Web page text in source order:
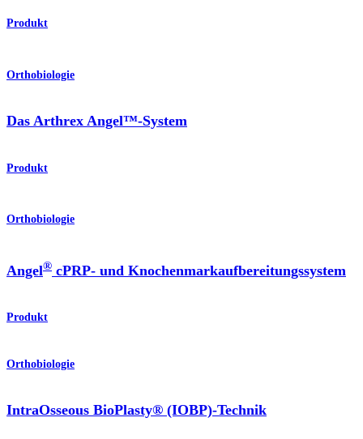
Produkt
Orthobiologie
Das Arthrex Angel™-System
Produkt
Orthobiologie
Angel® cPRP- und Knochenmarkaufbereitungssystem
Produkt
Orthobiologie
IntraOsseous BioPlasty® (IOBP)-Technik